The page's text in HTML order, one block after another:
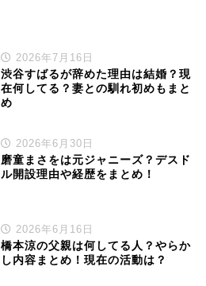
2026年7月16日
渋谷すばるが辞めた理由は結婚？現
在何してる？妻との馴れ初めもまと
め
2026年6月30日
磨童まさをは元ジャニーズ？デスド
ル開設理由や経歴をまとめ！
2026年6月16日
橋本涼の父親は何してる人？やらか
し内容まとめ！現在の活動は？